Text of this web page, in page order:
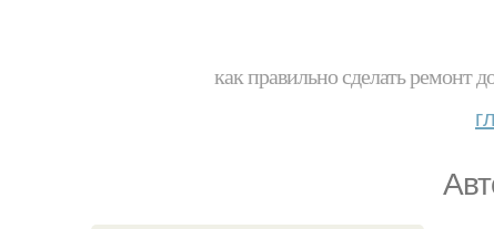
как правильно сделать ремонт